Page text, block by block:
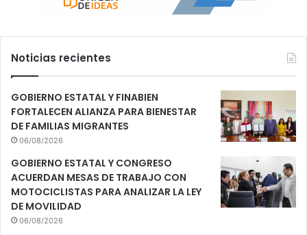
Noticias recientes
GOBIERNO ESTATAL Y FINABIEN
FORTALECEN ALIANZA PARA BIENESTAR
DE FAMILIAS MIGRANTES
06/08/2026
GOBIERNO ESTATAL Y CONGRESO
ACUERDAN MESAS DE TRABAJO CON
MOTOCICLISTAS PARA ANALIZAR LA LEY
DE MOVILIDAD
06/08/2026